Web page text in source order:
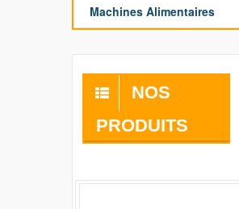
Machines Alimentaires
NOS
PRODUITS